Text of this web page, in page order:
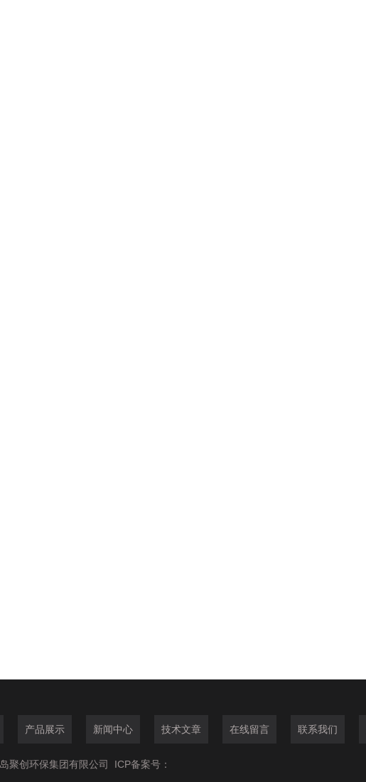
产品展示 新闻中心 技术文章 在线留言 联系我们
聚创环保集团有限公司 ICP备案号：